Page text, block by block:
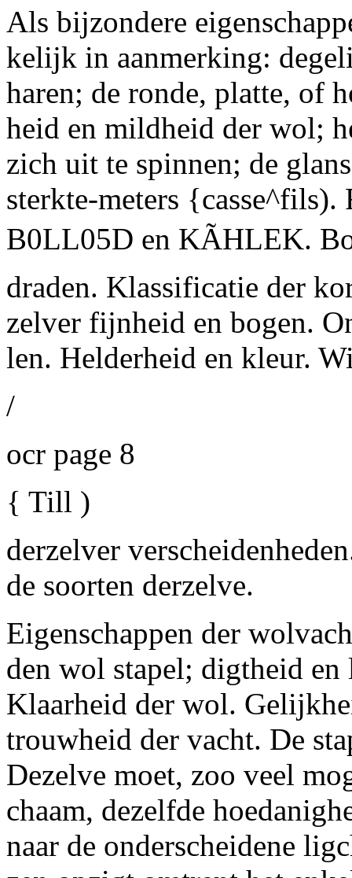
Als bijzondere
kelijk in aanmerking:
haren; de ronde, platte, of
heid en mildheid der wol;
zich uit te spinnen; de
sterkte-meters {casse^fils).
B0LL05D en KÃHLEK.
draden. Klassificatie der
zelver fijnheid en bogen.
len. Helderheid en kleur.
/
ocr page 8
{ Till )
derzelver
de soorten derzelve.
Eigenschappen der
den wol stapel; digtheid en
Klaarheid der wol.
trouwheid der vacht. De
Dezelve moet, zoo veel
chaam, dezelfde
naar de onderscheidene